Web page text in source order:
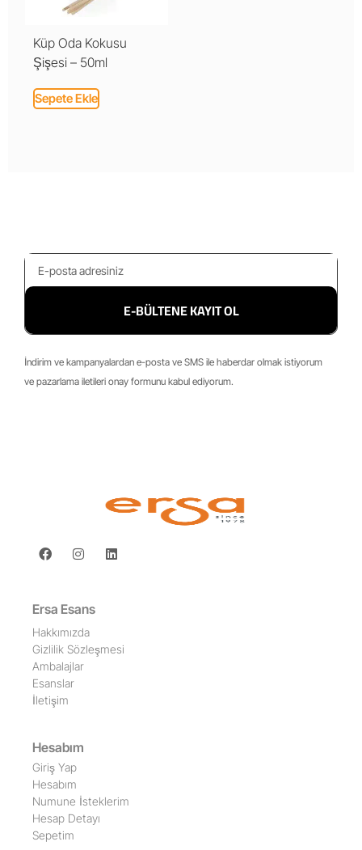
Küp Oda Kokusu
Şişesi – 50ml
Sepete Ekle
E-BÜLTENE KAYIT OL
İndirim ve kampanyalardan e-posta ve SMS ile haberdar olmak istiyorum
ve pazarlama iletileri onay formunu kabul ediyorum.
Ersa Esans
Hakkımızda
Gizlilik Sözleşmesi
Ambalajlar
Esanslar
İletişim
Hesabım
Giriş Yap
Hesabım
Numune İsteklerim
Hesap Detayı
Sepetim